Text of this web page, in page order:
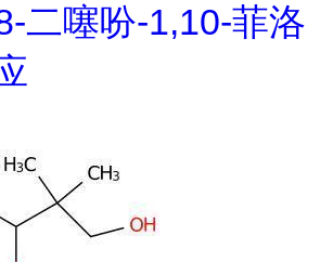
二噻吩-1,10-菲洛